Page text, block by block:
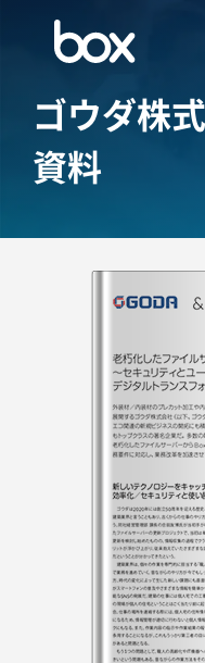
ゴウダ株
資料